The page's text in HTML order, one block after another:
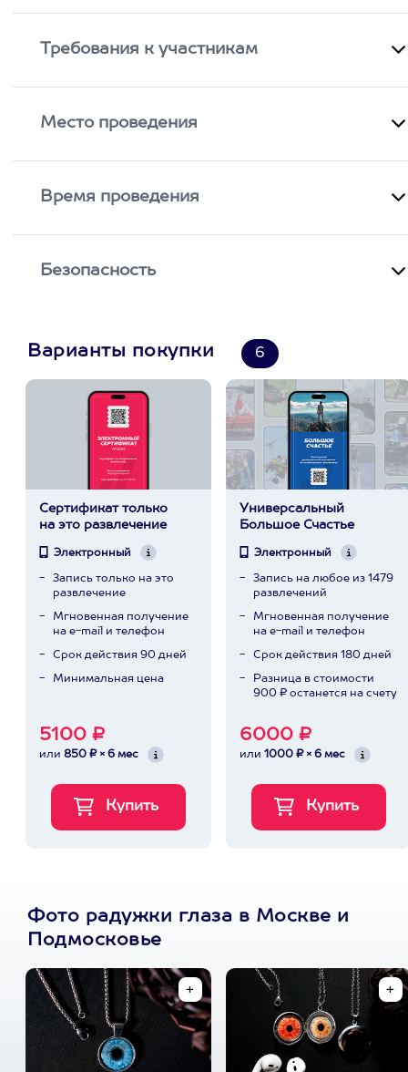
Требования к участникам
Место проведения
Время проведения
Безопасность
Варианты покупки 6
Сертификат только
на это развлечение
Электронный
Запись только на это
развлечение
Мгновенная получение
на e-mail и телефон
Срок действия 90 дней
Минимальная цена
5100 ₽
или 850 ₽ × 6 мес
Универсальный
Большое Счастье
Электронный
Запись на любое из 1479
развлечений
Мгновенная получение
на e-mail и телефон
Срок действия 180 дней
Разница в стоимости
900 ₽ останется на счету
6000 ₽
или 1000 ₽ × 6 мес
Фото радужки глаза в Москве и
Подмосковье